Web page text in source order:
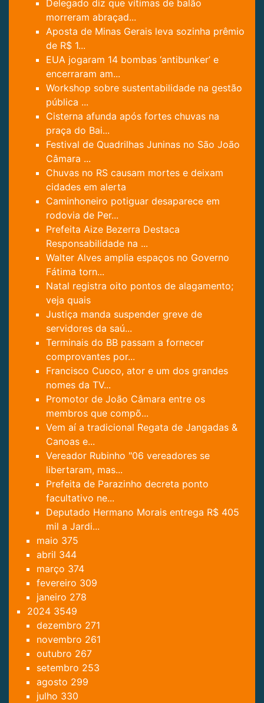
Delegado diz que vítimas de balão
morreram abraçad...
Aposta de Minas Gerais leva sozinha prêmio
de R$ 1...
EUA jogaram 14 bombas ‘antibunker’ e
encerraram am...
Workshop sobre sustentabilidade na gestão
pública ...
Cisterna afunda após fortes chuvas na
praça do Bai...
Festival de Quadrilhas Juninas no São João
Câmara ...
Chuvas no RS causam mortes e deixam
cidades em alerta
Caminhoneiro potiguar desaparece em
rodovia de Per...
Prefeita Aize Bezerra Destaca
Responsabilidade na ...
Walter Alves amplia espaços no Governo
Fátima torn...
Natal registra oito pontos de alagamento;
veja quais
Justiça manda suspender greve de
servidores da saú...
Terminais do BB passam a fornecer
comprovantes por...
Francisco Cuoco, ator e um dos grandes
nomes da TV...
Promotor de João Câmara entre os
membros que compõ...
Vem aí a tradicional Regata de Jangadas &
Canoas e...
Vereador Rubinho "06 vereadores se
libertaram, mas...
Prefeita de Parazinho decreta ponto
facultativo ne...
Deputado Hermano Morais entrega R$ 405
mil a Jardi...
maio 375
abril 344
março 374
fevereiro 309
janeiro 278
2024 3549
dezembro 271
novembro 261
outubro 267
setembro 253
agosto 299
julho 330